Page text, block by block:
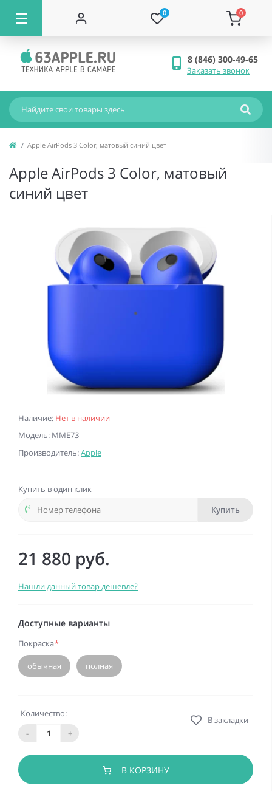
0 0
8 (846) 300-49-65
Заказать звонок
Apple AirPods 3 Color, матовый синий цвет
Apple AirPods 3 Color, матовый
синий цвет
Наличие: Нет в наличии
Модель: MME73
Производитель:Apple
Купить в один клик
Купить
21 880 руб.
Нашли данный товар дешевле?
Доступные варианты
Покраска*
обычная полная
Количество:
-
+
В закладки
В КОРЗИНУ